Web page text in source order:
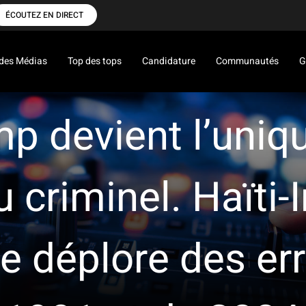
ÉCOUTEZ EN DIRECT
Médias Top des tops Candidature Communautés
devient
criminel.
déplore des